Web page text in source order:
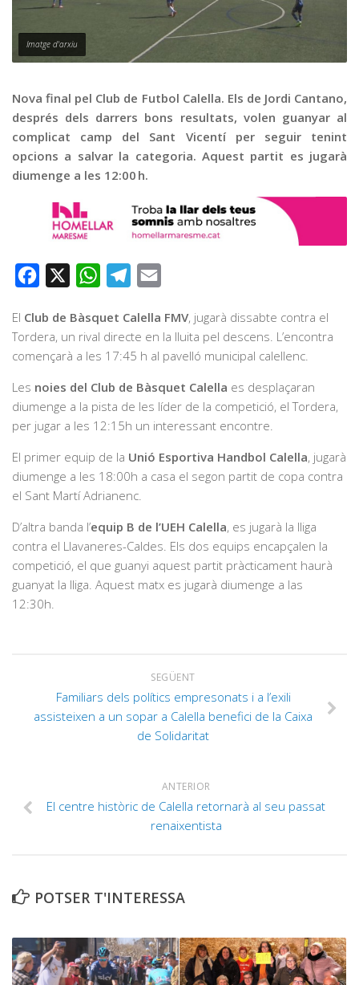
Publicitat
Contacte
Imatge d'arxiu
Nova final pel Club de Futbol Calella. Els de Jordi Cantano,
després dels darrers bons resultats, volen guanyar al
complicat camp del Sant Vicentí per seguir tenint
opcions a salvar la categoria. Aquest partit es jugarà
diumenge a les 12:00 h.
Facebook WhatsAppTelegram
El Club de Bàsquet Calella FMV, jugarà dissabte contra el
Tordera, un rival directe en la lluita pel descens. L’encontra
començarà a les 17:45 h al pavelló municipal calellenc.
Les noies del Club de Bàsquet Calella es desplaçaran
diumenge a la pista de les líder de la competició, el Tordera,
per jugar a les 12:15h un interessant encontre.
El primer equip de la Unió Esportiva Handbol Calella, jugarà
diumenge a les 18:00h a casa el segon partit de copa contra
el Sant Martí Adrianenc.
D’altra banda l’equip B de l’UEH Calella, es jugarà la lliga
contra el Llavaneres-Caldes. Els dos equips encapçalen la
competició, el que guanyi aquest partit pràcticament haurà
guanyat la lliga. Aquest matx es jugarà diumenge a las
12:30h.
SEGÜENT
Familiars dels polítics empresonats i a l’exili
assisteixen a un sopar a Calella benefici de la Caixa
de Solidaritat
ANTERIOR
El centre històric de Calella retornarà al seu passat
renaixentista
POTSER T'INTERESSA